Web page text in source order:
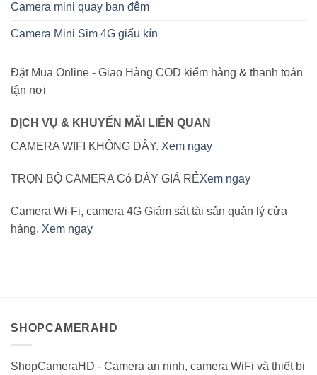
Camera mini quay ban đêm
Camera Mini Sim 4G giấu kín
Đặt Mua Online - Giao Hàng COD kiểm hàng & thanh toán
tận nơi
DỊCH VỤ & KHUYẾN MÃI LIÊN QUAN
CAMERA WIFI KHÔNG DÂY. Xem ngay
TRỌN BỘ CAMERA Có DÂY GIÁ RẺXem ngay
Camera Wi-Fi, camera 4G Giám sát tài sản quản lý cửa
hàng. Xem ngay
SHOPCAMERAHD
ShopCameraHD - Camera an ninh, camera WiFi và thiết bị